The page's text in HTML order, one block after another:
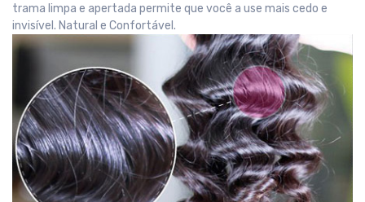
trama limpa e apertada permite que você a use mais cedo e
invisível. Natural e Confortável.